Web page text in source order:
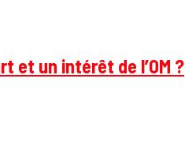
et un intérêt de l’OM ?